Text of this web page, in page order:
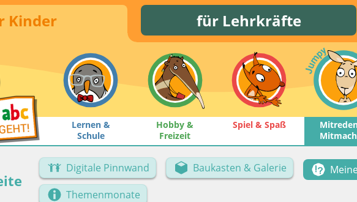
Kinder für Lehrkräfte
Lernen &
Schule
Hobby &
Freizeit
Spiel & Spaß
Digitale Pinnwand Baukasten & Galerie
Themenmonate